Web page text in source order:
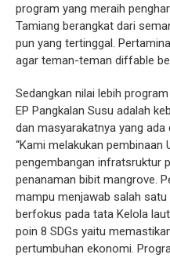
program yang meraih
Tamiang berangkat dari
pun yang tertinggal.
agar teman-teman diffable
Sedangkan nilai lebih
EP Pangkalan Susu adalah
dan masyarakatnya yang
“Kami melakukan pembinaan
pengembangan infratsruktur
penanaman bibit mangrove.
mampu menjawab salah satu
berfokus pada tata Kelola
poin 8 SDGs yaitu
pertumbuhan ekonomi.